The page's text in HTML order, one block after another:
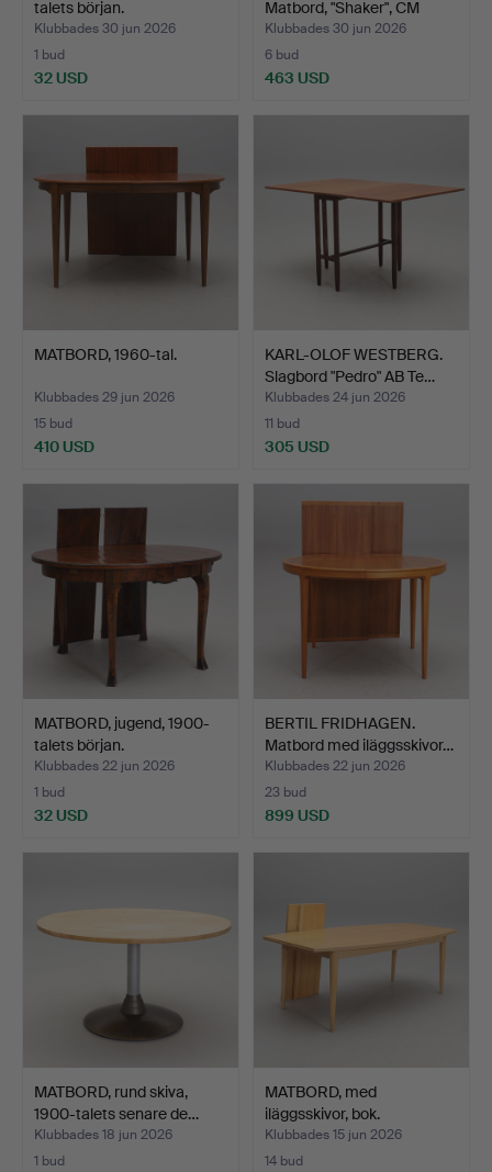
talets början.
Klubbades 30 jun 2026
1 bud
32 USD
Matbord, "Shaker", CM
Mads…
Klubbades 30 jun 2026
6 bud
463 USD
MATBORD, 1960-tal.
Klubbades 29 jun 2026
15 bud
410 USD
KARL-OLOF WESTBERG.
Slagbord "Pedro" AB Te…
Klubbades 24 jun 2026
11 bud
305 USD
MATBORD, jugend, 1900-
talets början.
Klubbades 22 jun 2026
1 bud
32 USD
BERTIL FRIDHAGEN.
Matbord med iläggsskivor…
Klubbades 22 jun 2026
23 bud
899 USD
MATBORD, rund skiva,
1900-talets senare de…
Klubbades 18 jun 2026
1 bud
MATBORD, med
iläggsskivor, bok.
Klubbades 15 jun 2026
14 bud